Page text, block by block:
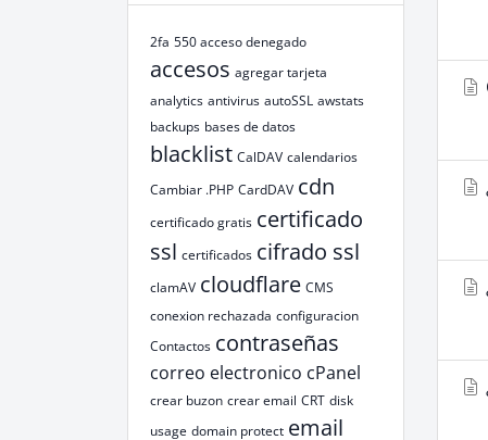
2fa 550 acceso denegado
accesos agregar tarjeta
analytics antivirus autoSSL awstats
backups bases de datos
blacklist CalDAV calendarios
Cambiar .PHP CardDAV cdn
certificado gratis certificado
ssl certificados cifrado ssl
clamAV cloudflare CMS
conexion rechazada configuracion
Contactos contraseñas
correo electronico cPanel
crear buzon crear email CRT disk
usage domain protect email